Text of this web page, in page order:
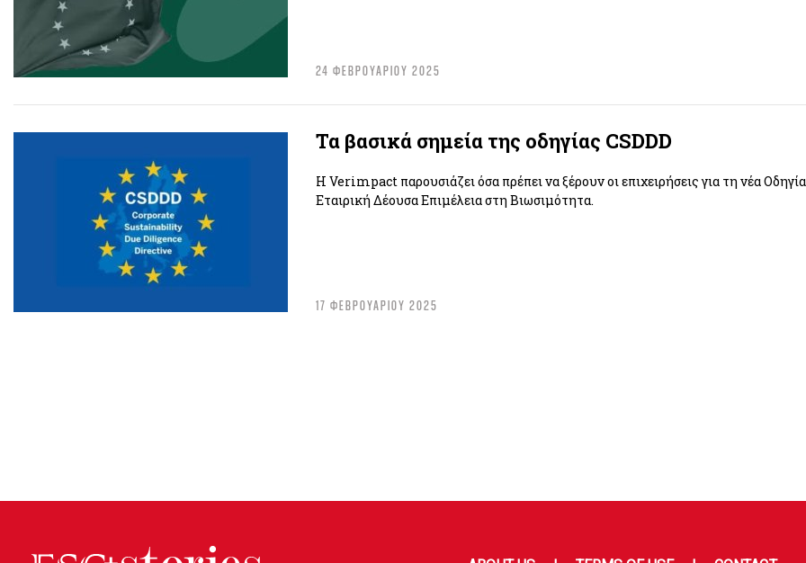
24 ΦΕΒΡΟΥΑΡΙΟΥ 2025
Τα βασικά σημεία της οδηγίας CSDDD
Η Verimpact παρουσιάζει όσα πρέπει να ξέρουν οι επιχειρήσεις για τη νέα
Εταιρική Δέουσα Επιμέλεια στη Βιωσιμότητα.
17 ΦΕΒΡΟΥΑΡΙΟΥ 2025